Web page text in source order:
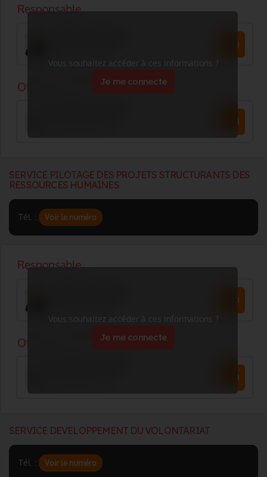
Vous souhaitez accéder à ces informations ?
Je me connecte
SERVICE PILOTAGE DES PROJETS STRUCTURANTS DES
RESSOURCES HUMAINES
Tél. : Voir le numéro
Vous souhaitez accéder à ces informations ?
Je me connecte
SERVICE DEVELOPPEMENT DU VOLONTARIAT
Tél. : Voir le numéro